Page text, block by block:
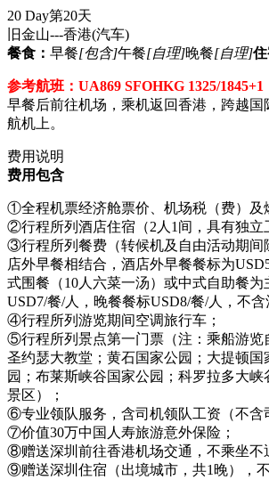
20 Day第20天
旧金山---香港(汽车)
餐食： 早餐[包含]午餐[自理]晚餐[自理]住
参考航班：UA869 SFOHKG 1325/1845+1
早餐后前往机场，乘机返回香港，跨越国
航机上。
费用说明
费用包含
①全程机票经济舱票价、机场税（费）及
②行程所列酒店住宿（2人1间，具有独立
③行程所列餐费（转候机及自由活动期间
店外早餐相结合，酒店外早餐餐标为
式围餐（10人六菜一汤）或中式自助餐
USD7/餐/人，晚餐餐标USD8/餐/人，不含
④行程所列游览期间空调旅行车；
⑤行程所列景点第一门票（注：乘船游览
圣约瑟大教堂；黄石国家公园；大提顿国
园；布莱斯峡谷国家公园；科罗拉多大
景区）；
⑥专业领队服务，含司机领队工资（不含
⑦价值30万中国人寿旅游意外保险；
⑧赠送深圳前往香港机场交通，不乘坐不
⑨赠送深圳住宿（出境城市，共1晚），不